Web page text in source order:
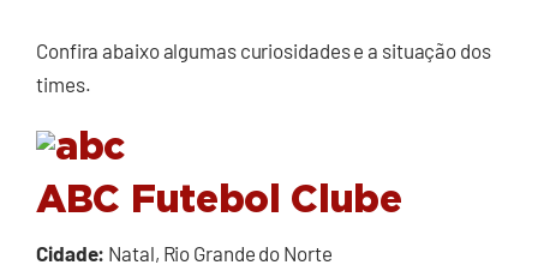
Confira abaixo algumas curiosidades e a situação dos
times.
ABC Futebol Clube
Cidade: Natal, Rio Grande do Norte